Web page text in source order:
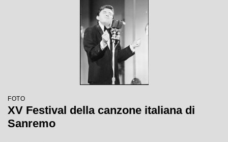
FOTO
XV Festival della canzone italiana di
Sanremo